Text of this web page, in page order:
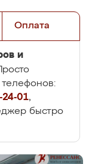
Оплата
и
24-01,
быстро